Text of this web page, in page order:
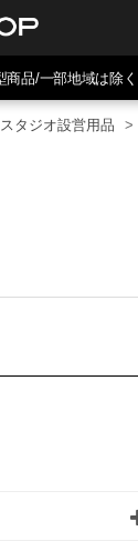
商品/一部地域は除く
スタジオ設営用品 >